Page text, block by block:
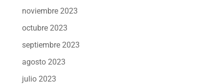
noviembre 2023
octubre 2023
septiembre 2023
agosto 2023
julio 2023